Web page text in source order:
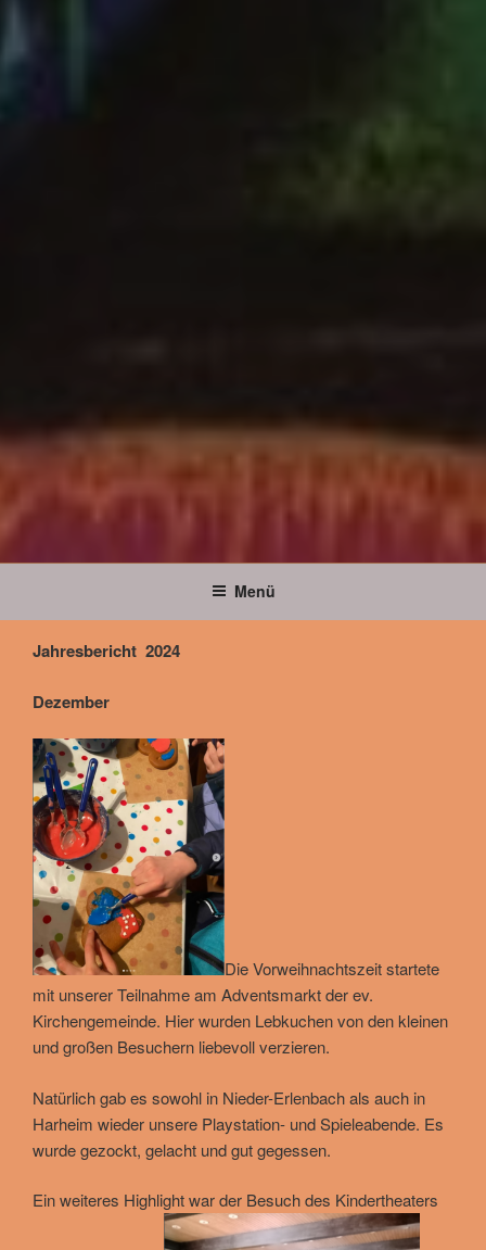
Menü
Jahresbericht 2024
Dezember
Die Vorweihnachtszeit startete
mit unserer Teilnahme am Adventsmarkt der ev.
Kirchengemeinde. Hier wurden Lebkuchen von den kleinen
und großen Besuchern liebevoll verzieren.
Natürlich gab es sowohl in Nieder-Erlenbach als auch in
Harheim wieder unsere Playstation- und Spieleabende. Es
wurde gezockt, gelacht und gut gegessen.
Ein weiteres Highlight war der Besuch des Kindertheaters